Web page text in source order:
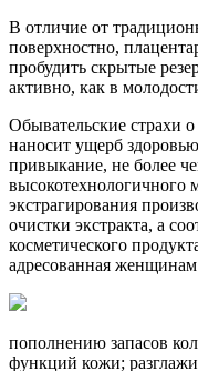
В отличие от
поверхностно,
пробудить скрытые
активно, как в
Обывательские страхи
наносит ущерб
привыкание, не более
высокотехнологичного
экстрагирования
очистки экстракта, а
косметического
адресованная женщинам
пополнению запасов
функций кожи;